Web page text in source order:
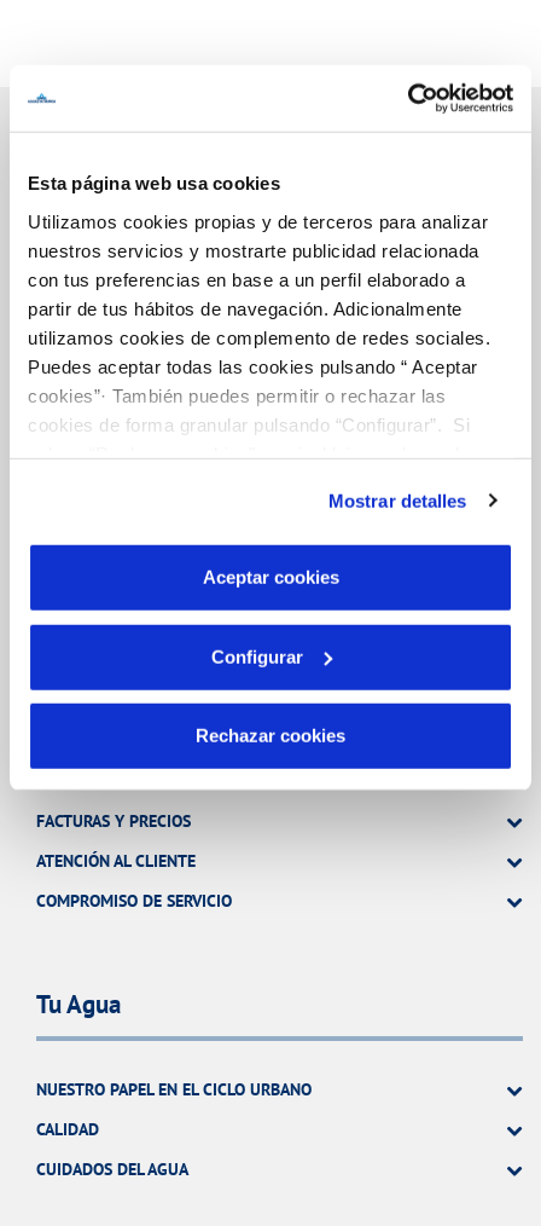
Esta página web usa cookies
Utilizamos cookies propias y de terceros para analizar
nuestros servicios y mostrarte publicidad relacionada
con tus preferencias en base a un perfil elaborado a
partir de tus hábitos de navegación. Adicionalmente
utilizamos cookies de complemento de redes sociales.
Puedes aceptar todas las cookies pulsando “ Aceptar
cookies”· También puedes permitir o rechazar las
cookies de forma granular pulsando “Configurar”. Si
son indispensables para que el sitio web funcione y que
por tanto no se pueden desactivar. Puedes consultar
más información en nuestraPolítica de Cookies
Mostrar detalles
Aceptar cookies
Configurar
Rechazar cookies
Inicio
Gestiones Online
FACTURAS, PAGOS Y CONSUMOS
CONTRATOS
OTRAS GESTIONES
FACTURAS Y PRECIOS
ATENCIÓN AL CLIENTE
COMPROMISO DE SERVICIO
Tu Agua
NUESTRO PAPEL EN EL CICLO URBANO
CALIDAD
CUIDADOS DEL AGUA